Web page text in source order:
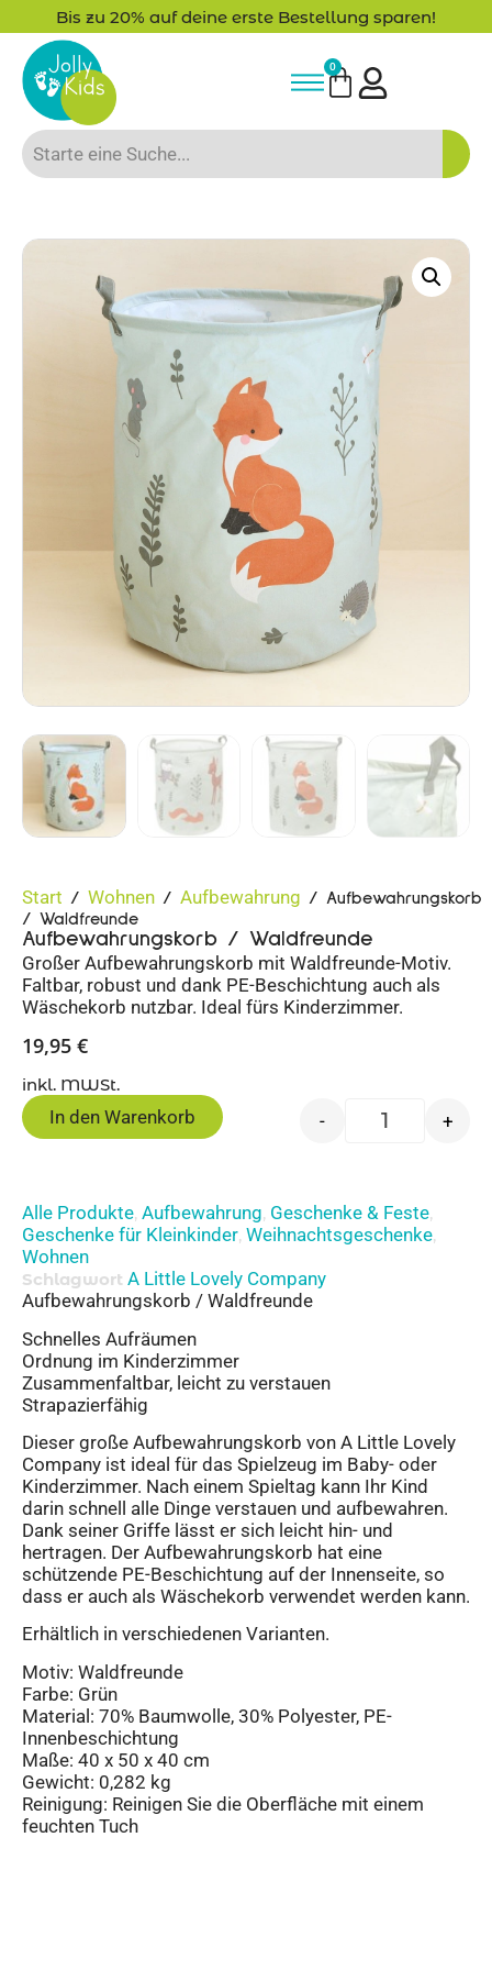
Bis zu 20% auf deine erste Bestellung sparen!
0
Start / Wohnen / Aufbewahrung / Aufbewahrungskorb
/ Waldfreunde
Aufbewahrungskorb / Waldfreunde
Großer Aufbewahrungskorb mit Waldfreunde-Motiv.
Faltbar, robust und dank PE-Beschichtung auch als
Wäschekorb nutzbar. Ideal fürs Kinderzimmer.
19,95 €
inkl. MWSt.
- +
In den Warenkorb
Alle Produkte, Aufbewahrung, Geschenke & Feste,
Geschenke für Kleinkinder, Weihnachtsgeschenke,
Wohnen
Schlagwort A Little Lovely Company
Aufbewahrungskorb / Waldfreunde
Schnelles Aufräumen
Ordnung im Kinderzimmer
Zusammenfaltbar, leicht zu verstauen
Strapazierfähig
Dieser große Aufbewahrungskorb von A Little Lovely
Company ist ideal für das Spielzeug im Baby- oder
Kinderzimmer. Nach einem Spieltag kann Ihr Kind
darin schnell alle Dinge verstauen und aufbewahren.
Dank seiner Griffe lässt er sich leicht hin- und
hertragen. Der Aufbewahrungskorb hat eine
schützende PE-Beschichtung auf der Innenseite, so
dass er auch als Wäschekorb verwendet werden kann.
Erhältlich in verschiedenen Varianten.
Motiv: Waldfreunde
Farbe: Grün
Material: 70% Baumwolle, 30% Polyester, PE-
Innenbeschichtung
Maße: 40 x 50 x 40 cm
Gewicht: 0,282 kg
Reinigung: Reinigen Sie die Oberfläche mit einem
feuchten Tuch